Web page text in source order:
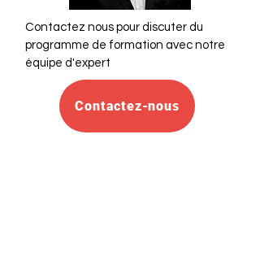
Contactez nous pour discuter du
programme de formation avec notre
équipe d'expert
Contactez-nous